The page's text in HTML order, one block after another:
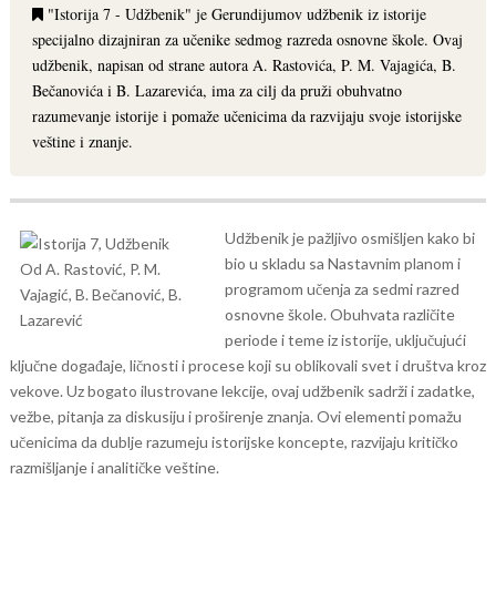
"Istorija 7 - Udžbenik" je Gerundijumov udžbenik iz istorije
specijalno dizajniran za učenike sedmog razreda osnovne škole. Ovaj
udžbenik, napisan od strane autora A. Rastovića, P. M. Vajagića, B.
Bečanovića i B. Lazarevića, ima za cilj da pruži obuhvatno
razumevanje istorije i pomaže učenicima da razvijaju svoje istorijske
veštine i znanje.
Udžbenik je pažljivo osmišljen kako bi
bio u skladu sa Nastavnim planom i
programom učenja za sedmi razred
osnovne škole. Obuhvata različite
periode i teme iz istorije, uključujući
ključne događaje, ličnosti i procese koji su oblikovali svet i društva kroz
vekove. Uz bogato ilustrovane lekcije, ovaj udžbenik sadrži i zadatke,
vežbe, pitanja za diskusiju i proširenje znanja. Ovi elementi pomažu
učenicima da dublje razumeju istorijske koncepte, razvijaju kritičko
razmišljanje i analitičke veštine.